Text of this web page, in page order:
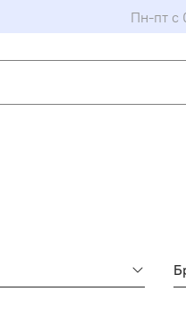
Пн-пт с